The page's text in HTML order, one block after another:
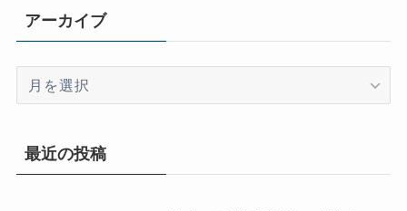
アーカイブ
イ
最近の投稿